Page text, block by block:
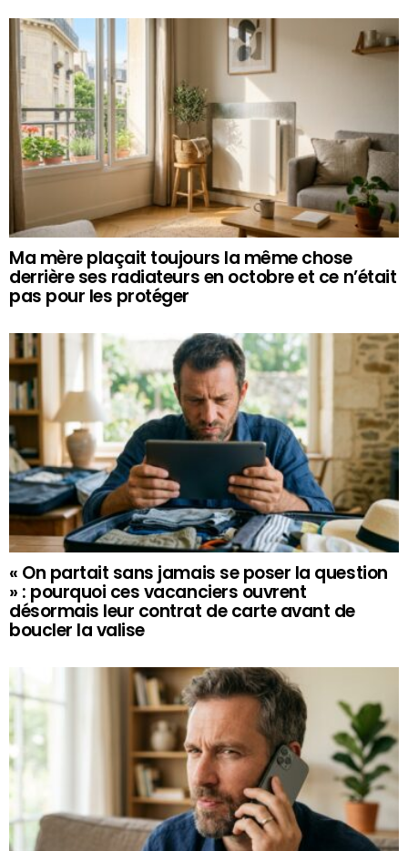
Ma mère plaçait toujours la même chose
derrière ses radiateurs en octobre et ce n’était
pas pour les protéger
« On partait sans jamais se poser la question
» : pourquoi ces vacanciers ouvrent
désormais leur contrat de carte avant de
boucler la valise